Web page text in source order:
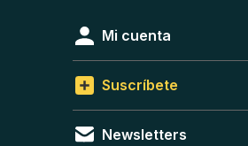
Mi cuenta
Suscríbete
Newsletters